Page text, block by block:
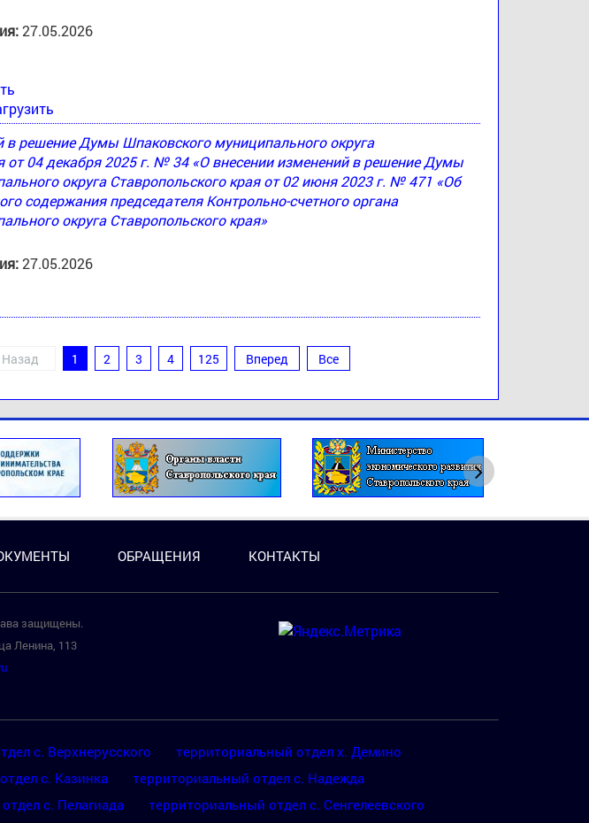
27.05.2026
в решение Думы Шпаковского муниципального округа
от 04 декабря 2025 г. № 34 «О внесении изменений в решение Думы
округа Ставропольского края от 02 июня 2023 г. № 471 «Об
содержания председателя Контрольно-счетного органа
округа Ставропольского края»
27.05.2026
Назад 1 2 3 4 125 Вперед Все
ОБРАЩЕНИЯ КОНТАКТЫ
защищены.
Ленина, 113
с. Верхнерусского
территориальный отдел х. Демино
с. Казинка
территориальный отдел с. Надежда
с. Пелагиада
территориальный отдел с. Сенгелеевского